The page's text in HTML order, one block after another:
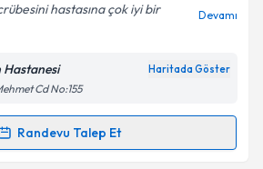
işlenmesine ilişkin
Aydınlatma
ve kişisel verilerimin belirtilen
işlenmesini kabul ediyorum.
hastasına çok iyi bir
Devamı
Hastanesi Haritada Göster
Cd No:155
Randevu Talep Et
Talebi